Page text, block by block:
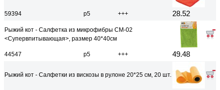
59394 р5 +++ 28.52
Рыжий кот - Салфетка из микрофибры CM-02
<Супервпитывающая>, размер 40*40см
44547 р5 +++ 49.48
Рыжий кот - Салфетки из вискозы в рулоне 20*25 см, 20 шт.